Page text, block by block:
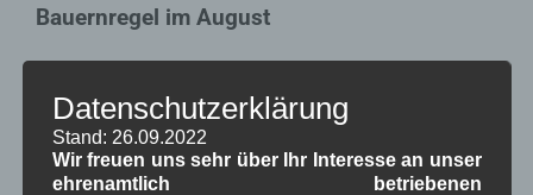
Bauernregel im August
sein. 15. August
Neueste Kommentare
Datenschutzerklärung
Stand: 26.09.2022
Wir freuen uns sehr über Ihr Interesse an unser
ehrenamtlich betriebenen